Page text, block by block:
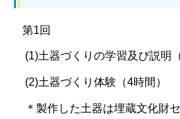
第1回
(1)土器づくりの学習及び説明（
(2)土器づくり体験（4時間）
＊製作した土器は埋蔵文化財